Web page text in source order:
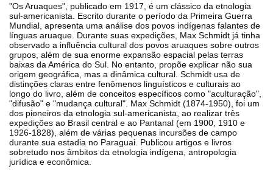
"Os Aruaques", publicado em 1917, é um clássico da etnologia
sul-americanista. Escrito durante o período da Primeira Guerra
Mundial, apresenta uma análise dos povos indígenas falantes de
línguas aruaque. Durante suas expedições, Max Schmidt já tinha
observado a influência cultural dos povos aruaques sobre outros
grupos, além de sua enorme expansão espacial pelas terras
baixas da América do Sul. No entanto, propõe explicar não sua
origem geográfica, mas a dinâmica cultural. Schmidt usa de
distinções claras entre fenômenos linguísticos e culturais ao
longo do livro, além de conceitos específicos como "aculturação",
"difusão" e "mudança cultural". Max Schmidt (1874-1950), foi um
dos pioneiros da etnologia sul-americanista, ao realizar três
expedições ao Brasil central e ao Pantanal (em 1900, 1910 e
1926-1828), além de várias pequenas incursões de campo
durante sua estadia no Paraguai. Publicou artigos e livros
sobretudo nos âmbitos da etnologia indígena, antropologia
jurídica e econômica.